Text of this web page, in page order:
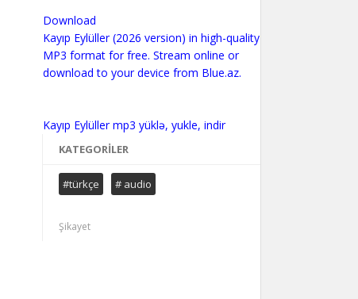
Download
Kayıp Eylüller (2026 version) in high-quality
MP3 format for free. Stream online or
download to your device from Blue.az.
Kayıp Eylüller mp3 yüklə, yukle, indir
KATEGORILER
#türkçe # audio
Şikayet